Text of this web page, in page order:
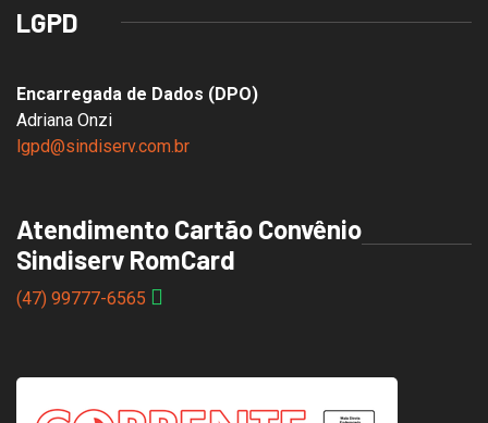
LGPD
Encarregada de Dados (DPO)
Adriana Onzi
lgpd@sindiserv.com.br
Atendimento Cartão Convênio
Sindiserv RomCard
(47) 99777-6565